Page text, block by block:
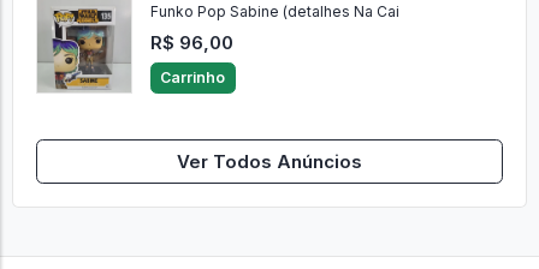
Funko Pop Sabine (detalhes Na Cai
R$ 96,00
Carrinho
Ver Todos Anúncios